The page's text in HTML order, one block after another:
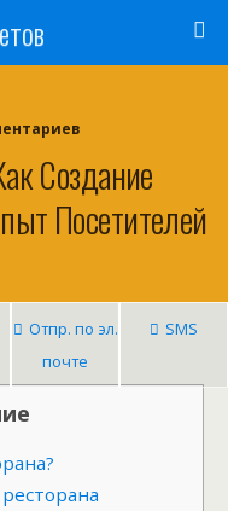
Создание
Посетителей
Отпр. по эл.
почте
SMS